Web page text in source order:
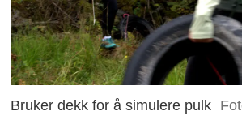
Bruker dekk for å simulere pulk